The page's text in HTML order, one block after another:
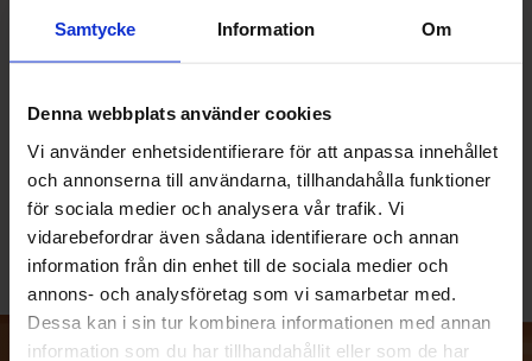
Samtycke Information Om
Denna webbplats använder cookies
Vi använder enhetsidentifierare för att anpassa innehållet
och annonserna till användarna, tillhandahålla funktioner
för sociala medier och analysera vår trafik. Vi
vidarebefordrar även sådana identifierare och annan
information från din enhet till de sociala medier och
annons- och analysföretag som vi samarbetar med.
Dessa kan i sin tur kombinera informationen med annan
information som du har tillhandahållit eller som de har
Kjøp Overvåke